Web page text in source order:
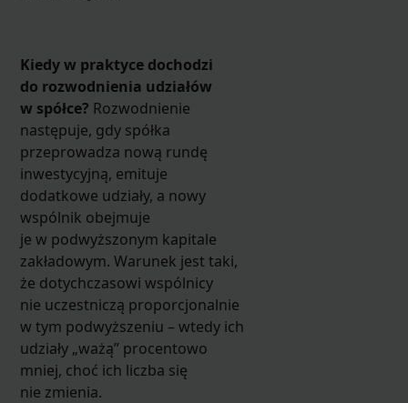
Kiedy w praktyce dochodzi
do rozwodnienia udziałów
w spółce? Rozwodnienie
następuje, gdy spółka
przeprowadza nową rundę
inwestycyjną, emituje
dodatkowe udziały, a nowy
wspólnik obejmuje
je w podwyższonym kapitale
zakładowym. Warunek jest taki,
że dotychczasowi wspólnicy
nie uczestniczą proporcjonalnie
w tym podwyższeniu – wtedy ich
udziały „ważą” procentowo
mniej, choć ich liczba się
nie zmienia.